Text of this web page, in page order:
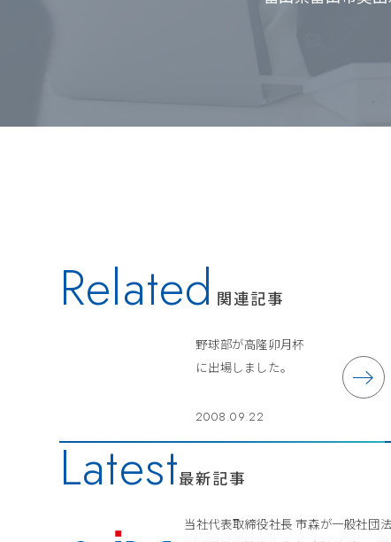
Related 関連記事
野球部が高隆卯月杯
に出場しました。
2008.09.22
Latest最新記事
当社代表取締役社長 市森が一般社団